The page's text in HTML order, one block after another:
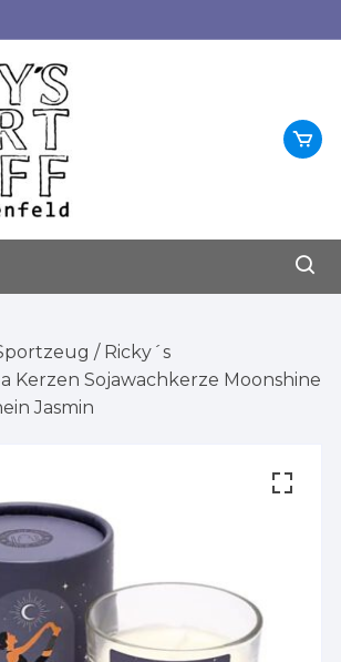
/ Ricky´s
Kerzen Sojawachkerze Moonshine
Jasmin